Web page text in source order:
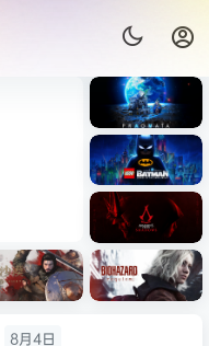
《识质存
在/PRAG
MATA》
免安装中
文版
《乐高蝙
蝠侠：黑
暗骑士之
8月4日